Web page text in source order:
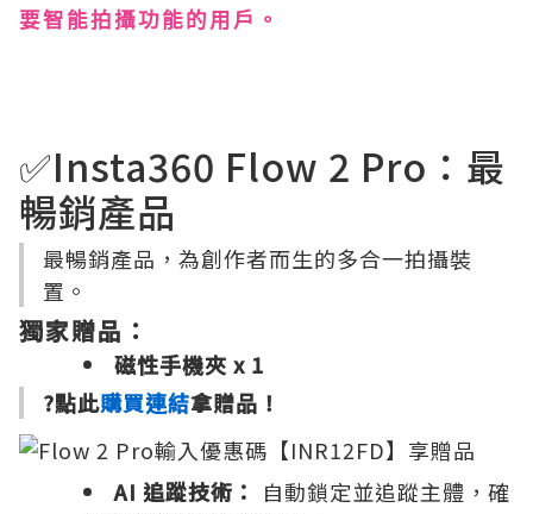
要智能拍攝功能的用戶。
✅Insta360 Flow 2 Pro：最
暢銷產品
最暢銷產品，為創作者而生的多合一拍攝裝
置。
獨家贈品：
磁性手機夾 x 1
?點此購買連結拿贈品！
AI 追蹤技術：
自動鎖定並追蹤主體，確